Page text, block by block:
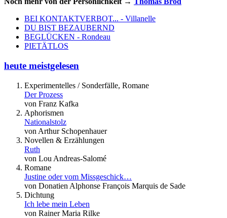
BEI KONTAKTVERBOT... - Villanelle
DU BIST BEZAUBERND
BEGLÜCKEN - Rondeau
PIETÄTLOS
heute meistgelesen
Experimentelles / Sonderfälle, Romane
Der Prozess
von Franz Kafka
Aphorismen
Nationalstolz
von Arthur Schopenhauer
Novellen & Erzählungen
Ruth
von Lou Andreas-Salomé
Romane
Justine oder vom Missgeschick…
von Donatien Alphonse François Marquis de Sade
Dichtung
Ich lebe mein Leben
von Rainer Maria Rilke